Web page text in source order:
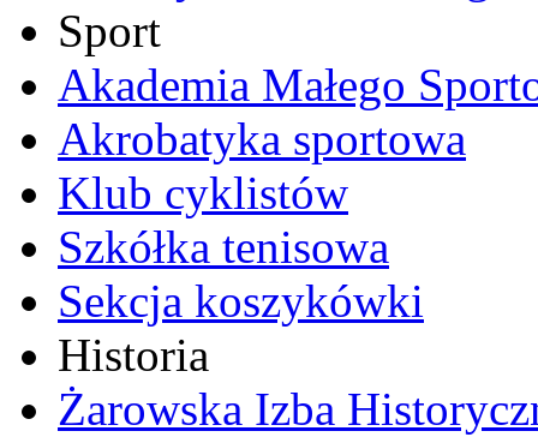
Sport
Akademia Małego
Akrobatyka sportowa
Klub cyklistów
Szkółka tenisowa
Sekcja koszykówki
Historia
Żarowska Izba